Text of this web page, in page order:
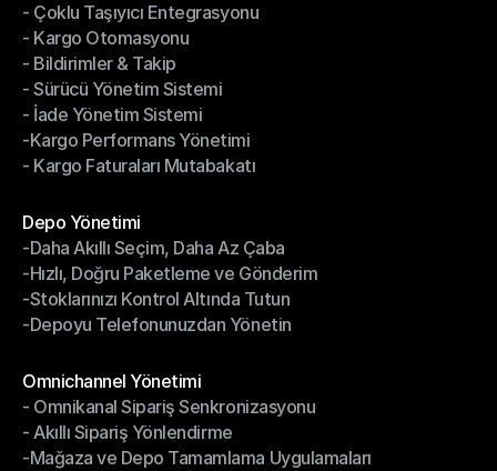
- İndirimli Fiyatlarla Gönderim
- Çoklu Taşıyıcı Entegrasyonu
- Çoklu Taşıyıcı Entegrasyonu
- Kargo Otomasyonu
- Kargo Otomasyonu
- Bildirimler & Takip
- Bildirimler & Takip
- Sürücü Yönetim Sistemi
- Sürücü Yönetim Sistemi
- İade Yönetim Sistemi
- İade Yönetim Sistemi
-Kargo Performans Yönetimi
-Kargo Performans Yönetimi
- Kargo Faturaları Mutabakatı
Depo Yönetimi
Depo Yönetimi
-Daha Akıllı Seçim, Daha Az Çaba
-Daha Akıllı Seçim, Daha Az Çaba
-Hızlı, Doğru Paketleme ve Gönderim
-Hızlı, Doğru Paketleme ve Gönderim
-Stoklarınızı Kontrol Altında Tutun
-Stoklarınızı Kontrol Altında Tutun
-Depoyu Telefonunuzdan Yönetin
Omnichannel Yönetimi
Omnichannel Yönetimi
- Omnikanal Sipariş Senkronizasyonu
- Omnikanal Sipariş Senkronizasyonu
- Akıllı Sipariş Yönlendirme
- Akıllı Sipariş Yönlendirme
-Mağaza ve Depo Tamamlama Uygulamaları